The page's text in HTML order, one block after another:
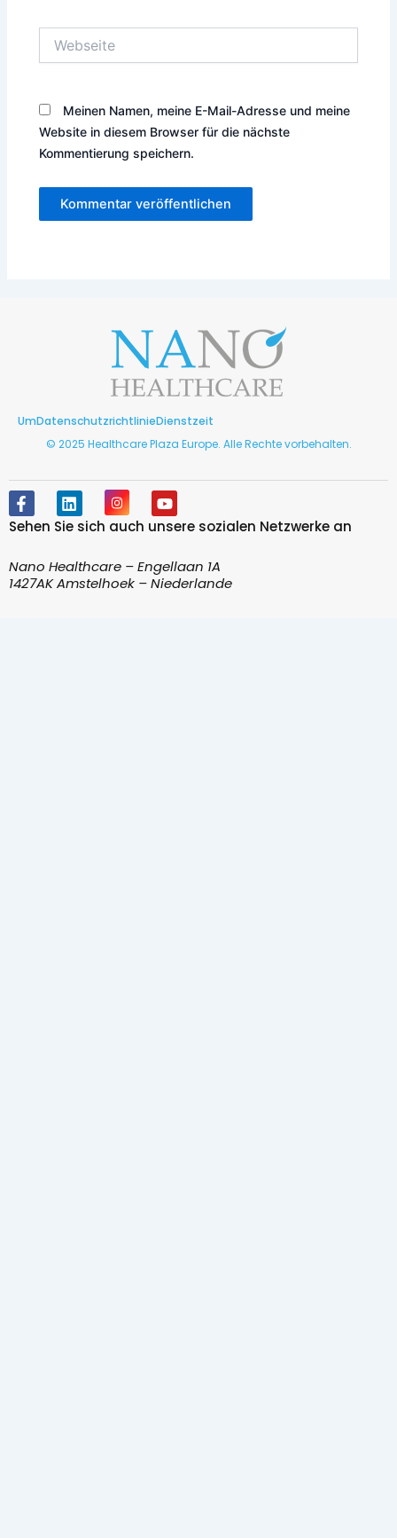
Meinen Namen, meine E-Mail-Adresse und meine
Website in diesem Browser für die nächste
Kommentierung speichern.
UmDatenschutzrichtlinieDienstzeit
© 2025 Healthcare Plaza Europe. Alle Rechte vorbehalten.
F
a
c
b
o
o
L
i
n
e
d
i
I
n
s
a
g
r
Y
o
u
u
b
e
Sehen Sie sich auch unsere sozialen Netzwerke an
Nano Healthcare – Engellaan 1A
1427AK Amstelhoek – Niederlande